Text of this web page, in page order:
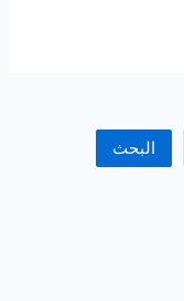
البحث